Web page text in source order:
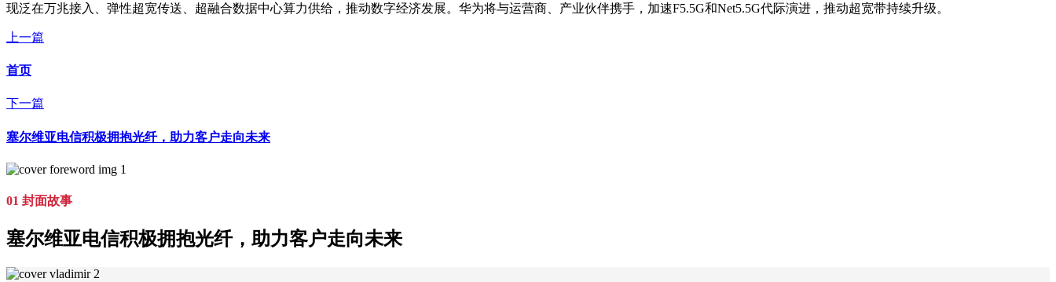
现泛在万兆接入、弹性超宽传送、超融合数据中心算力供给，推动数字经济发展。华为将与运营商、产业伙伴携手，加速F5.5G和Net5.5G代际演进，推动超宽带持续升级。
上一篇
首页
下一篇
塞尔维亚电信积极拥抱光纤，助力客户走向未来
01 封面故事
塞尔维亚电信积极拥抱光纤，助力客户走向未来